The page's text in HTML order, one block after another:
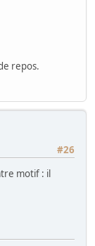
repos.
#26
motif : il